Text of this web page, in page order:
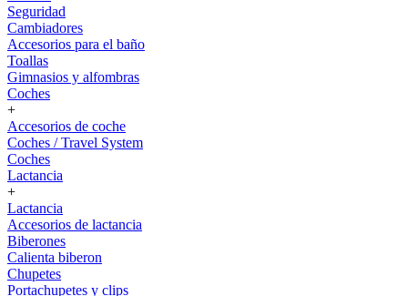
Seguridad
Cambiadores
Accesorios para el baño
Toallas
Gimnasios y alfombras
Coches
+
Accesorios de coche
Coches / Travel System
Coches
Lactancia
+
Lactancia
Accesorios de lactancia
Biberones
Calienta biberon
Chupetes
Portachupetes y clips